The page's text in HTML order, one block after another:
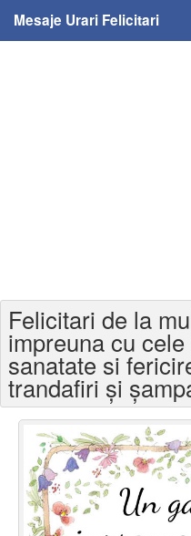
Mesaje Urari Felicitari
Felicitari varsta
Felicitari zilele anului
Felicitari zile saptamana
Felicitari muzicale
Felicitari muzicale
Felicitari de la
impreuna cu
sanatate si
trandafiri și